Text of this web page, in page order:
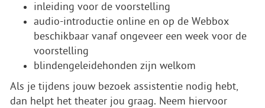
inleiding voor de voorstelling
audio-introductie online en op de Webbox
beschikbaar vanaf ongeveer een week voor de
voorstelling
blindengeleidehonden zijn welkom
Als je tijdens jouw bezoek assistentie nodig hebt,
dan helpt het theater jou graag. Neem hiervoor